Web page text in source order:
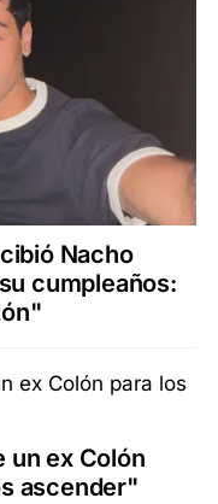
Nacho
cumpleaños:
un ex Colón
ascender"